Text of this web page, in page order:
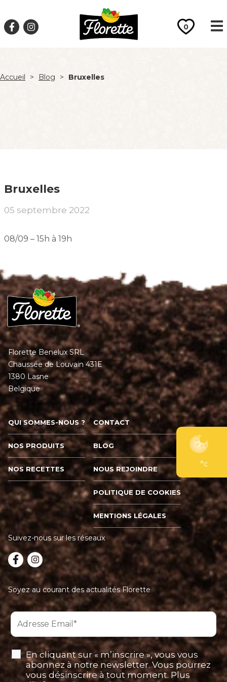
°c
0
Accueil > Blog > Bruxelles
Bruxelles
05 septembre 2022
08/09 – 15h à 19h
Florette Benelux SRL
Chaussée de Louvain 431E
1380 Lasne
Belgique
QUI SOMMES-NOUS ?
NOS PRODUITS
NOS RECETTES
CONTACT
BLOG
NOUS REJOINDRE
POLITIQUE DE COOKIES
MENTIONS LÉGALES
Suivez-nous sur les réseaux
Soyez au courant des actualités Florette
En cliquant sur « m’inscrire », vous vous
abonnez à notre newsletter. Vous pourrez
vous désinscrire à tout moment. Plus